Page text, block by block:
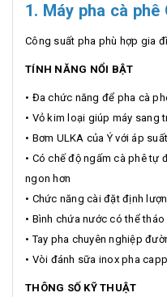
1. Máy pha cà phê
Công suất pha phù hợp gia
TÍNH NĂNG NỔI BẬT
• Đa chức năng để pha cà
• Vỏ kim loại giúp máy sang
• Bơm ULKA của Ý với áp
• Có chế độ ngấm cà phê tự
ngon hơn
• Chức năng cài đặt định
• Bình chứa nước có thể tháo
• Tay pha chuyên nghiệp
• Vòi đánh sữa inox pha
THÔNG SỐ KỸ THUẬT